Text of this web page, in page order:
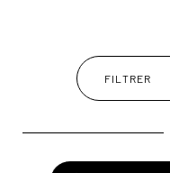
parc est fermé le lundi.
FILTRER